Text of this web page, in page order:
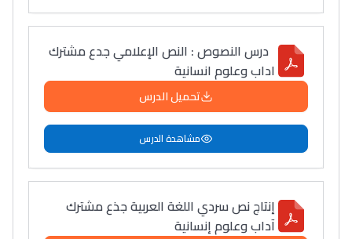
درس النصوص : النص الإعلامي جدع مشترك
اداب وعلوم انسانية
تحميل الدرس
مشاهدة الدرس
إنتاج نص سردي اللغة العربية جذع مشترك
آداب وعلوم إنسانية